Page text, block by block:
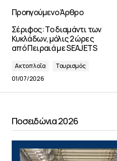
Προηγούμενο Άρθρο
Σέριφος: Το διαμάντι των
Κυκλάδων, μόλις 2 ώρες
από Πειραιά με SEAJETS
Ακτοπλοΐα
Τουρισμός
01/07/2026
Ποσειδώνια 2026